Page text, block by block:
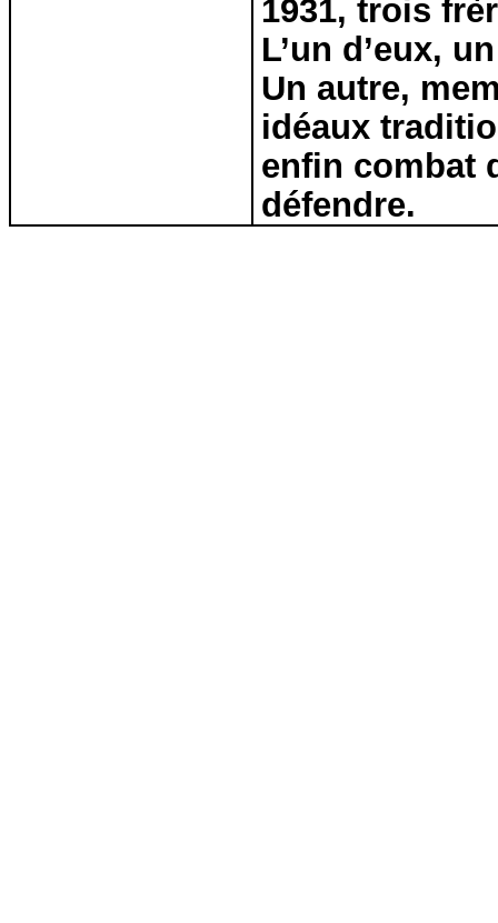
1931, trois
L’un d’eux,
Un autre,
idéaux
enfin combat
défendre.